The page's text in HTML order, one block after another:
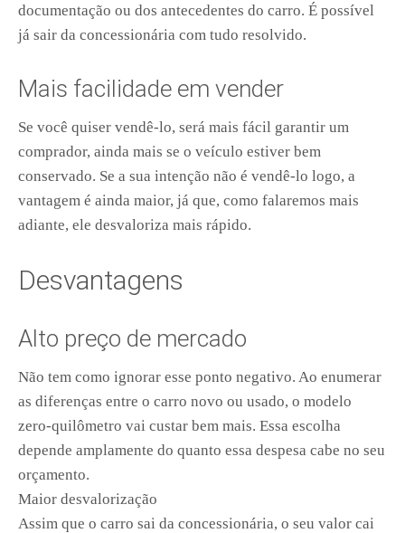
documentação ou dos antecedentes do carro. É possível
já sair da concessionária com tudo resolvido.
Mais facilidade em vender
Se você quiser vendê-lo, será mais fácil garantir um
comprador, ainda mais se o veículo estiver bem
conservado. Se a sua intenção não é vendê-lo logo, a
vantagem é ainda maior, já que, como falaremos mais
adiante, ele desvaloriza mais rápido.
Desvantagens
Alto preço de mercado
Não tem como ignorar esse ponto negativo. Ao enumerar
as diferenças entre o carro novo ou usado, o modelo
zero-quilômetro vai custar bem mais. Essa escolha
depende amplamente do quanto essa despesa cabe no seu
orçamento.
Maior desvalorização
Assim que o carro sai da concessionária, o seu valor cai